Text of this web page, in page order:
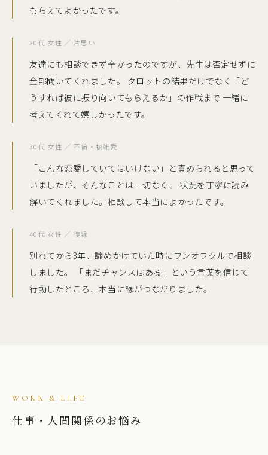
もらえてよかったです。
20代 女性 ／ 片思い
友達にも相談できず辛かったのですが、先生は否定せずに
全部聞いてくれました。 タロットの結果だけでなく「ど
うすれば彼に振り向いてもらえるか」の作戦まで 一緒に
考えてくれて嬉しかったです。
30代 女性 ／ 不倫・複雑愛
「こんな恋愛していてはいけない」と責められると思って
いましたが、そんなことは一切なく、 状況を丁寧に読み
解いてくれました。相談して本当によかったです。
40代 女性 ／ 復縁
別れてから3年、諦めかけていた時にワンオラクルで相談
しました。 「まだチャンスはある」という言葉を信じて
行動したところ、本当に縁がつながりました。
WORK & LIFE
仕事・人間関係のお悩み